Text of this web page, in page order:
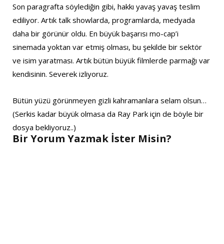
Son paragrafta söylediğin gibi, hakkı yavaş yavaş teslim
ediliyor. Artık talk showlarda, programlarda, medyada
daha bir görünür oldu. En büyük başarısı mo-cap’i
sinemada yoktan var etmiş olması, bu şekilde bir sektör
ve isim yaratması. Artık bütün büyük filmlerde parmağı var
kendisinin. Severek izliyoruz.
Bütün yüzü görünmeyen gizli kahramanlara selam olsun…
(Serkis kadar büyük olmasa da Ray Park için de böyle bir
dosya bekliyoruz..)
Bir Yorum Yazmak İster Misin?